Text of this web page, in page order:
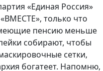
«Единая Россия»
только что
пенсию меньше
собирают, чтобы
сетки,
богатеет. Напомню,